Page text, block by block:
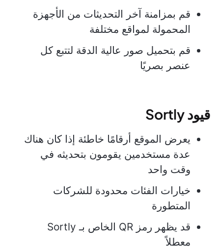
قم بمزامنة آخر التحديثات من الأجهزة
المحمولة لمواقع مختلفة
قم بتحميل صور عالية الدقة لتتبع كل
عنصر بصريًا
قيود Sortly
يعرض الموقع أرقامًا خاطئة إذا كان هناك
عدة مستخدمين يقومون بتحديثه في
وقت واحد
خيارات الفئات محدودة للشركات
المتطورة
قد يظهر رمز QR الخاص بـ Sortly
معطلاً